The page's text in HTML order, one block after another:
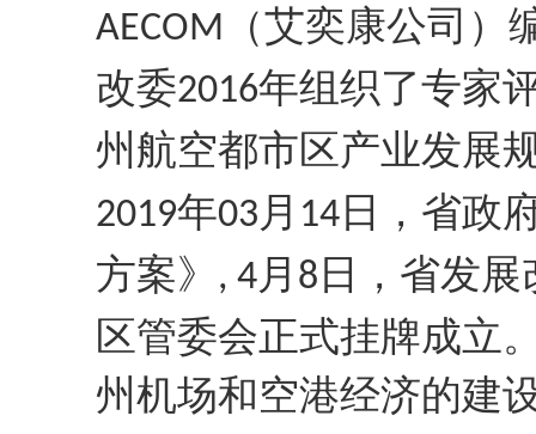
AECOM （艾奕康公司
改委2016年组织了专家
州航空都市区产业发展
2019年03 月 14 日，省政
方案》 , 4月 8 日，省发
区管委会正式挂牌成立
州机场和空港经济的建